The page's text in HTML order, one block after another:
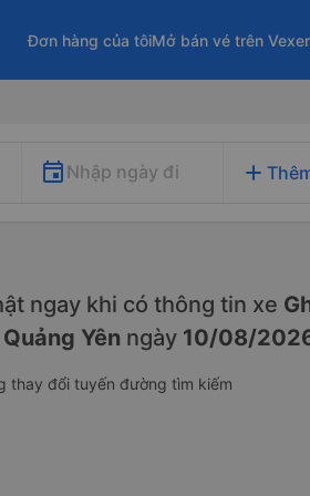
Đơn hàng của tôiMở bán vé trên
Nhập ngày đi add
ngay khi có thông tin xe
Yên ngày 10/08/
thay đổi tuyến đường tìm kiếm